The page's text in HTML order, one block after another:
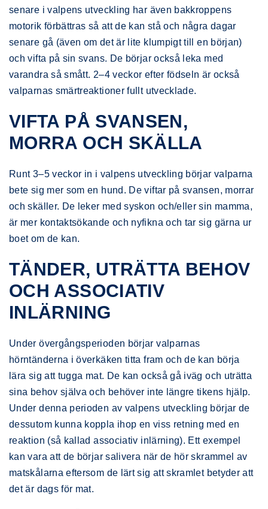
senare i valpens utveckling har även bakkroppens
motorik förbättras så att de kan stå och några dagar
senare gå (även om det är lite klumpigt till en början)
och vifta på sin svans. De börjar också leka med
varandra så smått. 2–4 veckor efter födseln är också
valparnas smärtreaktioner fullt utvecklade.
VIFTA PÅ SVANSEN,
MORRA OCH SKÄLLA
Runt 3–5 veckor in i valpens utveckling börjar valparna
bete sig mer som en hund. De viftar på svansen, morrar
och skäller. De leker med syskon och/eller sin mamma,
är mer kontaktsökande och nyfikna och tar sig gärna ur
boet om de kan.
TÄNDER, UTRÄTTA BEHOV
OCH ASSOCIATIV
INLÄRNING
Under övergångsperioden börjar valparnas
hörntänderna i överkäken titta fram och de kan börja
lära sig att tugga mat. De kan också gå iväg och uträtta
sina behov själva och behöver inte längre tikens hjälp.
Under denna perioden av valpens utveckling börjar de
dessutom kunna koppla ihop en viss retning med en
reaktion (så kallad associativ inlärning). Ett exempel
kan vara att de börjar salivera när de hör skrammel av
matskålarna eftersom de lärt sig att skramlet betyder att
det är dags för mat.